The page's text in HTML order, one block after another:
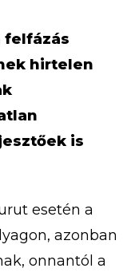
felfázás
hirtelen
is
esetén a
azonban
onnantól a